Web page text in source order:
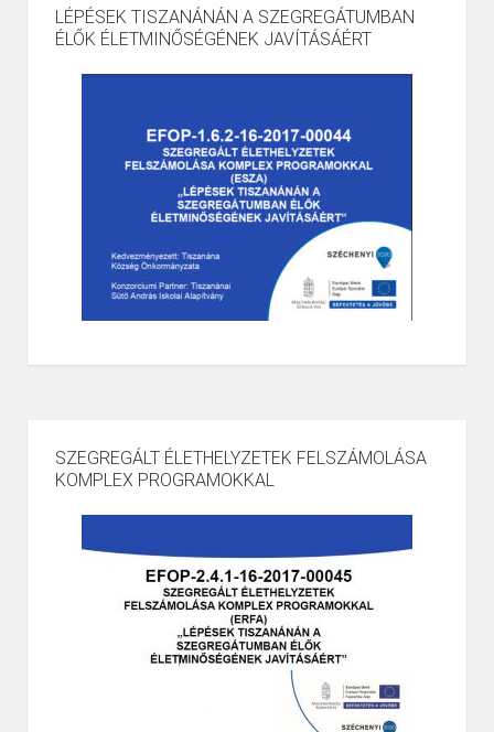
LÉPÉSEK TISZANÁNÁN A SZEGREGÁTUMBAN
ÉLŐK ÉLETMINŐSÉGÉNEK JAVÍTÁSÁÉRT
SZEGREGÁLT ÉLETHELYZETEK FELSZÁMOLÁSA
KOMPLEX PROGRAMOKKAL